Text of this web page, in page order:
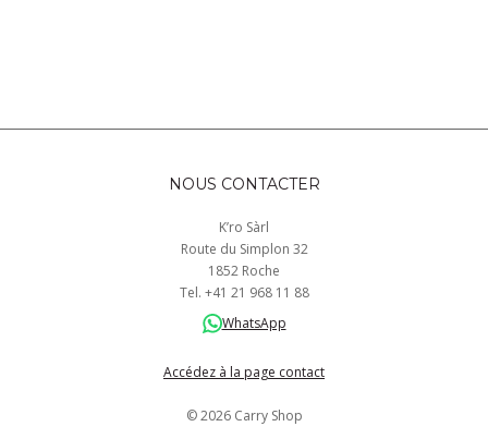
NOUS CONTACTER
K’ro Sàrl
Route du Simplon 32
1852 Roche
Tel. +41 21 968 11 88
WhatsApp
Accédez à la page contact
© 2026 Carry Shop